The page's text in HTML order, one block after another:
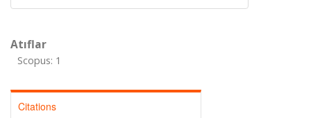
Atıflar
Scopus: 1
Citations